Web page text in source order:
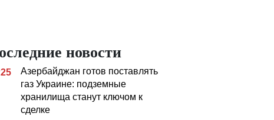
новости
Азербайджан готов поставлять
газ Украине: подземные
хранилища станут ключом к
сделке